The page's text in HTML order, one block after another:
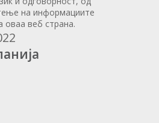
на информациите
оваа веб страна.